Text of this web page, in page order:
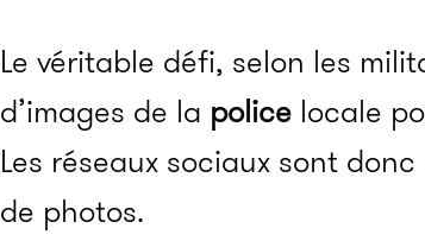
Le véritable défi, selon les
d’images de la police locale
Les réseaux sociaux sont
de photos.